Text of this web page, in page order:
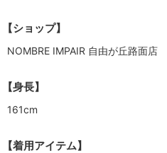
【ショップ】
NOMBRE IMPAIR 自由が丘路面店
【身長】
161cm
【着用アイテム】